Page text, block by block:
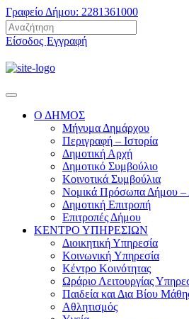
Γραφείο Δήμου: 2281361000
Είσοδος Εγγραφή
Ο ΔΗΜΟΣ
Μήνυμα Δημάρχου
Περιγραφή – Ιστορία
Δημοτική Αρχή
Δημοτικό Συμβούλιο
Κοινοτικά Συμβούλια
Νομικά Πρόσωπα Δήμου –
Δημοτική Επιτροπή
Επιτροπές Δήμου
ΚΕΝΤΡΟ ΥΠΗΡΕΣΙΩΝ
Διοικητική Υπηρεσία
Κοινωνική Yπηρεσία
Κέντρο Κοινότητας
Ωράριο Λειτουργίας
Παιδεία και Δια Βίου
Αθλητισμός